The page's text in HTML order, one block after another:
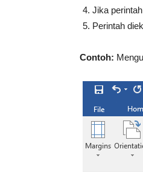
Jika
Perintah
Contoh: